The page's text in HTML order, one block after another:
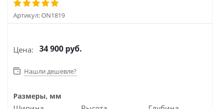
Артикул:ON1819
Цена: 34 900 руб.
Нашли дешевле?
Размеры, мм